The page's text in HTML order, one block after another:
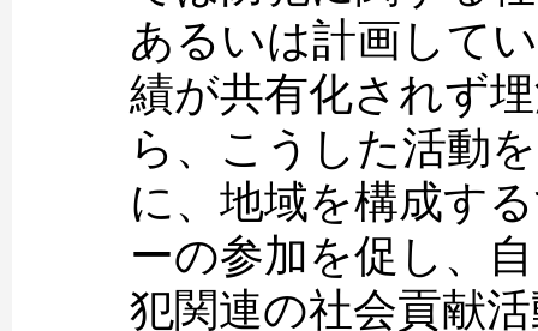
あるいは計画して
績が共有化されず
ら、こうした活動
に、地域を構成す
ーの参加を促し、
犯関連の社会貢献